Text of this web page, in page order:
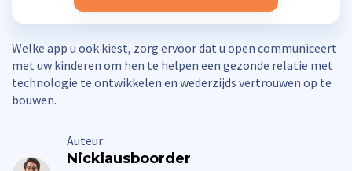
Welke app u ook kiest, zorg ervoor dat u open communiceert
met uw kinderen om hen te helpen een gezonde relatie met
technologie te ontwikkelen en wederzijds vertrouwen op te
bouwen.
Auteur:
Nicklausboorder